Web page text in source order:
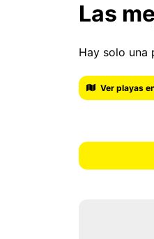
Las
Hay solo una
Ver playas